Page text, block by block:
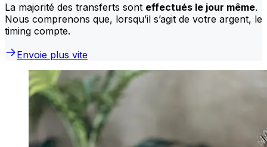
La majorité des transferts sont effectués le jour même.
Nous comprenons que, lorsqu’il s’agit de votre argent, le
timing compte.
Envoie plus vite